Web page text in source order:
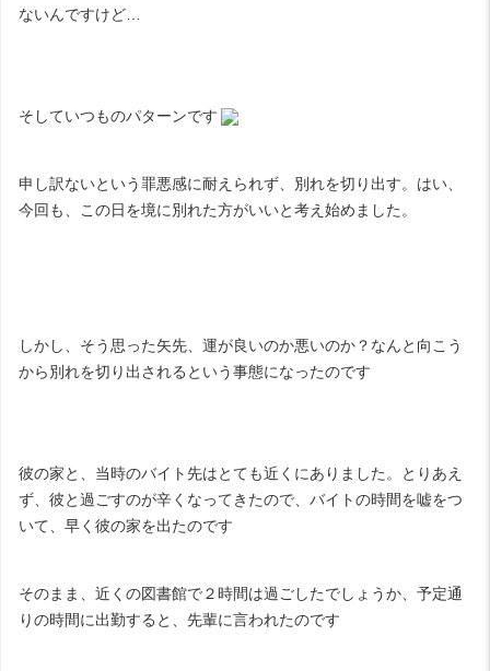
ないんですけど…
そしていつものパターンです
申し訳ないという罪悪感に耐えられず、別れを切り出す。はい、
今回も、この日を境に別れた方がいいと考え始めました。
しかし、そう思った矢先、運が良いのか悪いのか？なんと向こう
から別れを切り出されるという事態になったのです
彼の家と、当時のバイト先はとても近くにありました。とりあえ
ず、彼と過ごすのが辛くなってきたので、バイトの時間を嘘をつ
いて、早く彼の家を出たのです
そのまま、近くの図書館で２時間は過ごしたでしょうか、予定通
りの時間に出勤すると、先輩に言われたのです